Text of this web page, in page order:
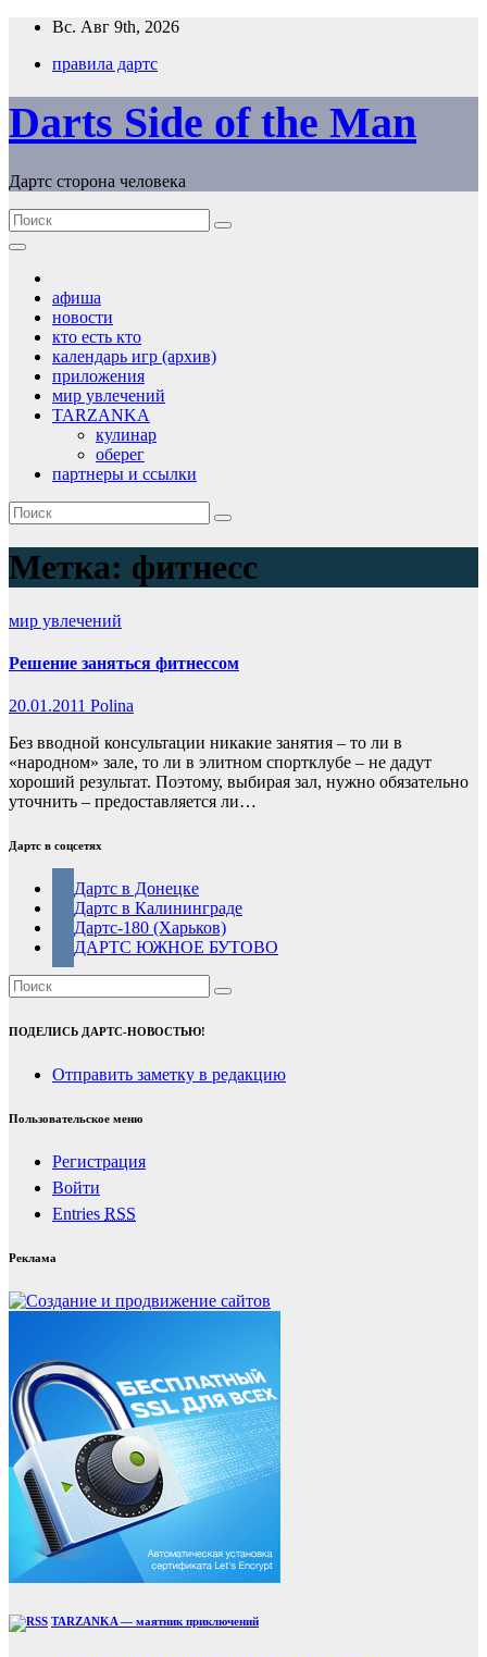
Перейти
содержимому
Вс. Авг 9th, 2026
правила дартс
Darts Side of the Man
Дартс сторона человека
афиша
новости
кто есть кто
календарь игр (архив)
приложения
мир увлечений
TARZANKA
кулинар
оберег
партнеры и ссылки
Метка: фитнесс
мир увлечений
Решение заняться фитнессом
20.01.2011 Polina
Без вводной консультации никакие занятия – то ли в
«народном» зале, то ли в элитном спортклубе – не дадут
хороший результат. Поэтому, выбирая зал, нужно обязательно
уточнить – предоставляется ли…
Дартс в соцсетях
Дартс в Донецке
Дартс в Калининграде
Дартс-180 (Харьков)
ДАРТС ЮЖНОЕ БУТОВО
ПОДЕЛИСЬ ДАРТС-НОВОСТЬЮ!
Отправить заметку в редакцию
Пользовательское меню
Регистрация
Войти
Entries RSS
Реклама
TARZANKA — маятник приключений